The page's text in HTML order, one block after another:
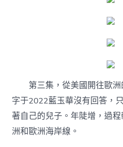
第三集，從美國開往歐
字于2022藍玉華沒有回答，
著自己的兒子。年陡增，過
洲和歐洲海岸線。